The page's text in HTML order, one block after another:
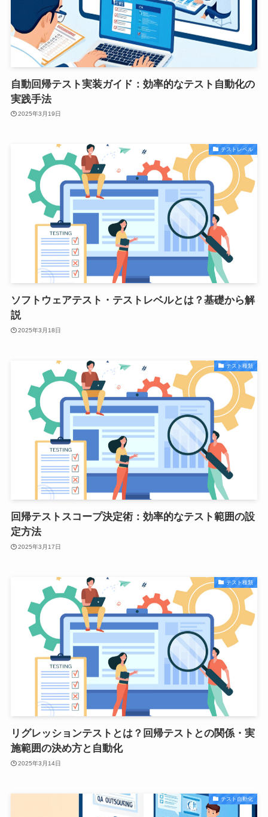
自動回帰テスト実装ガイド：効率的なテスト自動化の
実践手法
2025年3月19日
テストレベル
ソフトウェアテスト・テストレベルとは？基礎から解
説
2025年3月18日
テスト種類
回帰テストスコープ決定術：効率的なテスト範囲の設
定方法
2025年3月17日
テスト種類
リグレッションテストとは？回帰テストとの関係・実
施範囲の決め方と自動化
2025年3月14日
テスト自動化